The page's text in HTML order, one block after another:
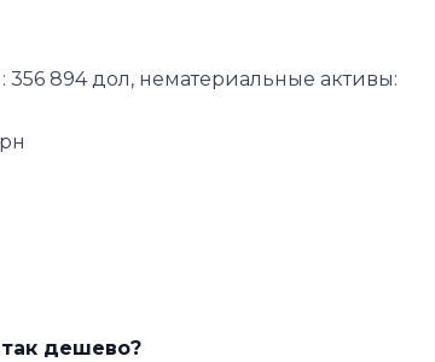
894 дол, нематериальные активы:
дешево?